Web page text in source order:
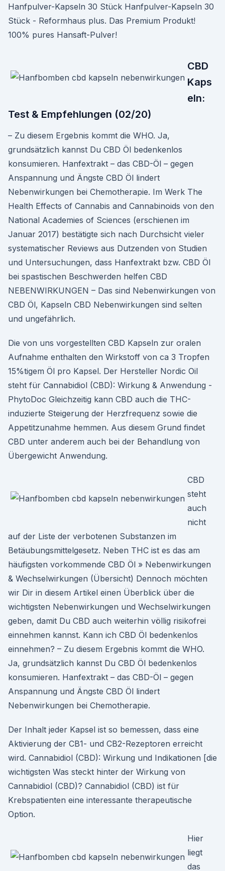
Hanfpulver-Kapseln 30 Stück Hanfpulver-Kapseln 30
Stück - Reformhaus plus. Das Premium Produkt!
100% pures Hansaft-Pulver!
CBD
Kaps
eln:
Test & Empfehlungen (02/20)
– Zu diesem Ergebnis kommt die WHO. Ja,
grundsätzlich kannst Du CBD Öl bedenkenlos
konsumieren. Hanfextrakt – das CBD-Öl – gegen
Anspannung und Ängste CBD Öl lindert
Nebenwirkungen bei Chemotherapie. Im Werk The
Health Effects of Cannabis and Cannabinoids von den
National Academies of Sciences (erschienen im
Januar 2017) bestätigte sich nach Durchsicht vieler
systematischer Reviews aus Dutzenden von Studien
und Untersuchungen, dass Hanfextrakt bzw. CBD Öl
bei spastischen Beschwerden helfen CBD
NEBENWIRKUNGEN – Das sind Nebenwirkungen von
CBD Öl, Kapseln CBD Nebenwirkungen sind selten
und ungefährlich.
Die von uns vorgestellten CBD Kapseln zur oralen
Aufnahme enthalten den Wirkstoff von ca 3 Tropfen
15%tigem Öl pro Kapsel. Der Hersteller Nordic Oil
steht für Cannabidiol (CBD): Wirkung & Anwendung -
PhytoDoc Gleichzeitig kann CBD auch die THC-
induzierte Steigerung der Herzfrequenz sowie die
Appetitzunahme hemmen. Aus diesem Grund findet
CBD unter anderem auch bei der Behandlung von
Übergewicht Anwendung.
CBD
steht
auch
nicht
auf der Liste der verbotenen Substanzen im
Betäubungsmittelgesetz. Neben THC ist es das am
häufigsten vorkommende CBD Öl » Nebenwirkungen
& Wechselwirkungen (Übersicht) Dennoch möchten
wir Dir in diesem Artikel einen Überblick über die
wichtigsten Nebenwirkungen und Wechselwirkungen
geben, damit Du CBD auch weiterhin völlig risikofrei
einnehmen kannst. Kann ich CBD Öl bedenkenlos
einnehmen? – Zu diesem Ergebnis kommt die WHO.
Ja, grundsätzlich kannst Du CBD Öl bedenkenlos
konsumieren. Hanfextrakt – das CBD-Öl – gegen
Anspannung und Ängste CBD Öl lindert
Nebenwirkungen bei Chemotherapie.
Der Inhalt jeder Kapsel ist so bemessen, dass eine
Aktivierung der CB1- und CB2-Rezeptoren erreicht
wird. Cannabidiol (CBD): Wirkung und Indikationen [die
wichtigsten Was steckt hinter der Wirkung von
Cannabidiol (CBD)? Cannabidiol (CBD) ist für
Krebspatienten eine interessante therapeutische
Option.
Hier
liegt
das